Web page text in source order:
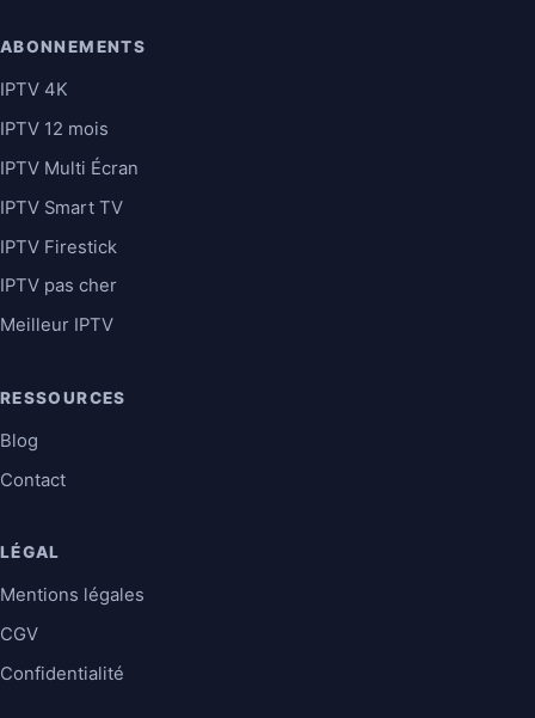
ABONNEMENTS
IPTV 4K
IPTV 12 mois
IPTV Multi Écran
IPTV Smart TV
IPTV Firestick
IPTV pas cher
Meilleur IPTV
RESSOURCES
Blog
Contact
LÉGAL
Mentions légales
CGV
Confidentialité